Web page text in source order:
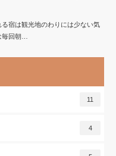
宿は観光地のわりには少ない気
回朝…
11
4